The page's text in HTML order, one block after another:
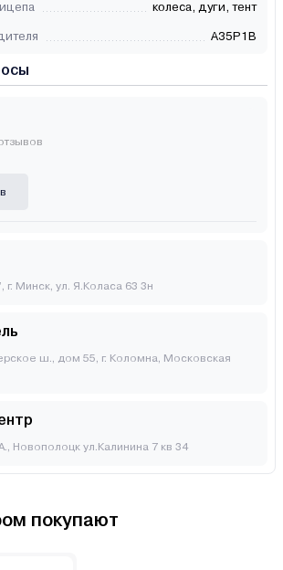
колеса, дуги, тент
A35P1B
Минск, ул. Я.Коласа 63 3н
ш., дом 55, г. Коломна, Московская
Новополоцк ул.Калинина 7 кв 34
покупают